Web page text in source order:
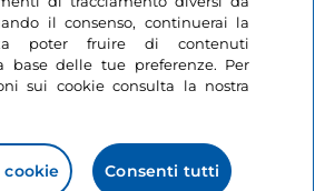
il consenso, continuerai la
poter fruire di contenuti
base delle tue preferenze. Per
sui cookie consulta la nostra
cookie Consenti tutti